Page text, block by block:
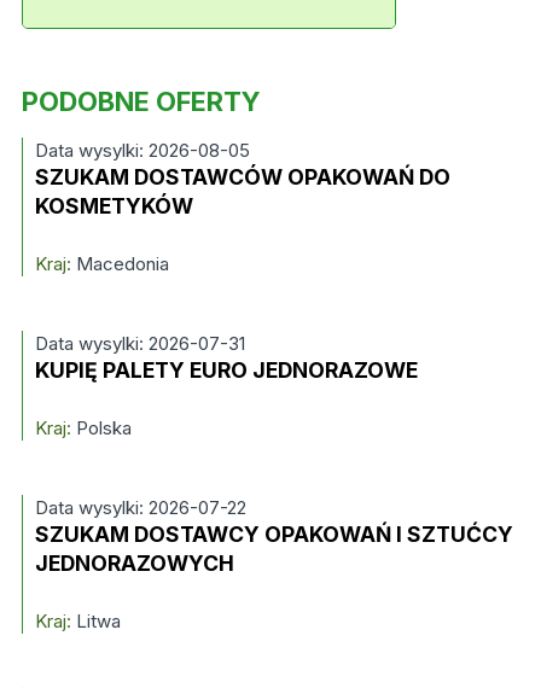
PODOBNE OFERTY
Data wysylki: 2026-08-05
SZUKAM DOSTAWCÓW OPAKOWAŃ DO
KOSMETYKÓW
Kraj: Macedonia
Data wysylki: 2026-07-31
KUPIĘ PALETY EURO JEDNORAZOWE
Kraj: Polska
Data wysylki: 2026-07-22
SZUKAM DOSTAWCY OPAKOWAŃ I SZTUĆCY
JEDNORAZOWYCH
Kraj: Litwa